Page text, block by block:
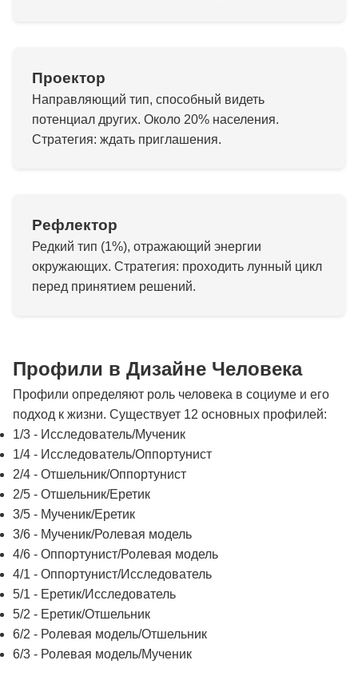
Проектор
Направляющий тип, способный видеть
потенциал других. Около 20% населения.
Стратегия: ждать приглашения.
Рефлектор
Редкий тип (1%), отражающий энергии
окружающих. Стратегия: проходить лунный цикл
перед принятием решений.
Профили в Дизайне Человека
Профили определяют роль человека в социуме и его
подход к жизни. Существует 12 основных профилей:
1/3 - Исследователь/Мученик
1/4 - Исследователь/Оппортунист
2/4 - Отшельник/Оппортунист
2/5 - Отшельник/Еретик
3/5 - Мученик/Еретик
3/6 - Мученик/Ролевая модель
4/6 - Оппортунист/Ролевая модель
4/1 - Оппортунист/Исследователь
5/1 - Еретик/Исследователь
5/2 - Еретик/Отшельник
6/2 - Ролевая модель/Отшельник
6/3 - Ролевая модель/Мученик